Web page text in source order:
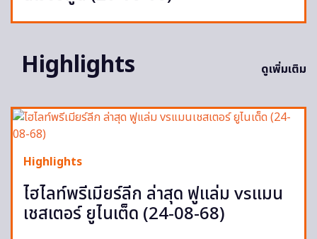
Highlights ดูเพิ่มเติม
Highlights
ไฮไลท์พรีเมียร์ลีก ล่าสุด ฟูแล่ม vsแมน
เชสเตอร์ ยูไนเต็ด (24-08-68)